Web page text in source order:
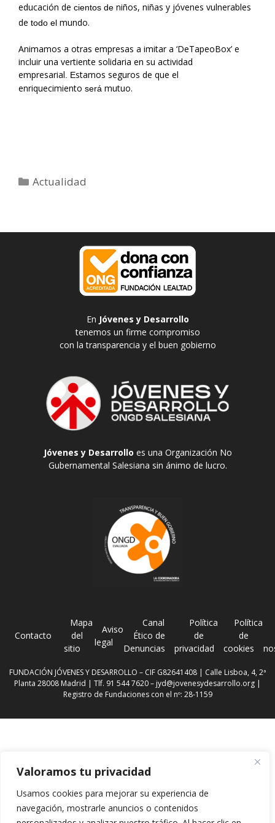
Valoramos tu privacidad
Usamos cookies para mejorar su experiencia de
navegación, mostrarle anuncios o contenidos
educación de cientos de niños, niñas y jóvenes vulnerables
de todo el mundo.
Animamos a otras empresas a imitar a ‘DeTapeoBox’ e
incluir una vertiente solidaria en su actividad
empresarial. Estamos seguros de que el
enriquecimiento será mutuo.
Categorías
Actualidad
En Jóvenes y Desarrollo
tenemos un firme compromiso
con la transparencia y el buen gobierno
Jóvenes y Desarrollo es una Organización No
Gubernamental Salesiana sin ánimo de lucro.
Contacto
Mapa
del
sitio
Aviso
legal
Canal
Ético de
Denuncias
Política
de
privacidad
Política
de
cookies
FUNDACIÓN JÓVENES Y DESARROLLO – CIF G82641408 | Calle Lisboa, 4, 2ª
Planta 28008 Madrid | Tlf. 91 544 7620 – jyd@jovenesydesarrollo.org |
Registro de Fundaciones con el nº: 28-1159